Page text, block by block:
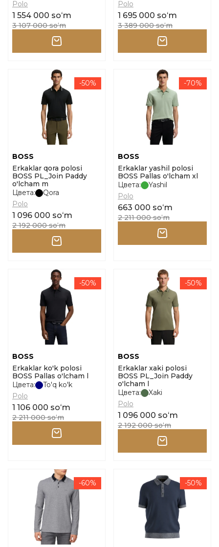
Polo
1 554 000 soʻm
3 107 000 soʻm
Polo
1 695 000 soʻm
3 389 000 soʻm
-50%
BOSS
Erkaklar qora polosi
BOSS PL_Join Paddy
o'lcham m
Цвета:
Qora
Polo
1 096 000 soʻm
2 192 000 soʻm
-70%
BOSS
Erkaklar yashil polosi
BOSS Pallas o'lcham xl
Цвета:
Yashil
Polo
663 000 soʻm
2 211 000 soʻm
-50%
BOSS
Erkaklar ko'k polosi
BOSS Pallas o'lcham l
Цвета:
To'q ko'k
Polo
1 106 000 soʻm
2 211 000 soʻm
-50%
BOSS
Erkaklar xaki polosi
BOSS PL_Join Paddy
o'lcham l
Цвета:
Xaki
Polo
1 096 000 soʻm
2 192 000 soʻm
-60% -50%